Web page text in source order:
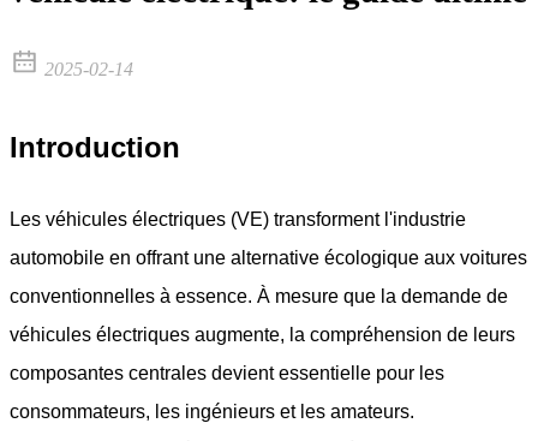
2025-02-14
Introduction
Les véhicules électriques (VE) transforment l'industrie
automobile en offrant une alternative écologique aux voitures
conventionnelles à essence. À mesure que la demande de
véhicules électriques augmente, la compréhension de leurs
composantes centrales devient essentielle pour les
consommateurs, les ingénieurs et les amateurs.